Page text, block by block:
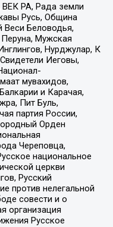
ВЕК РА, Рада земли
Русь, Община
Веси Беловодья,
Мужская
Нурджулар, К
Иеговы,
мувахидов,
и Карачая,
Пит Буль,
партия России,
Орден
Череповца,
национальное
церкви
Русский
против нелегальной
совести и о
организация
Русское